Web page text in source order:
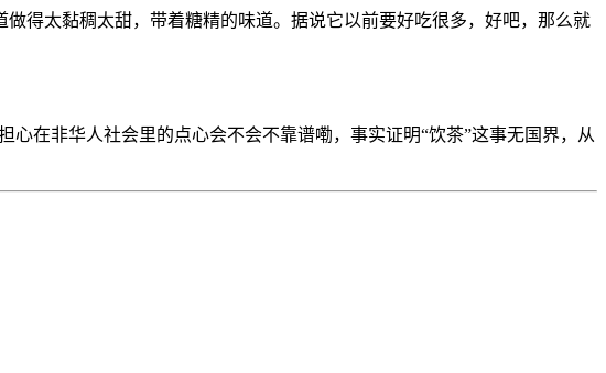
得太黏稠太甜，带着糖精的味道。据说它以前要好吃很多，好吧，那么就
在非华人社会里的点心会不会不靠谱嘞，事实证明“饮茶”这事无国界，从